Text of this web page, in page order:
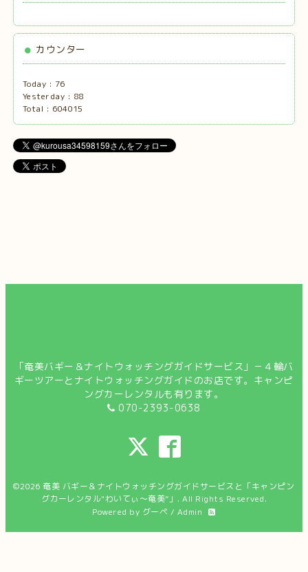
カウンター
Today : 76
Yesterday : 88
Total : 604015
「奄美バギー＆ナイトウォッチングガイドサービス」－４輪バ
ギーツアーとナイトウォッチングガイドのお店です。キャンピ
ングカーレンタルも有ります。
070-2393-0638
©2026 奄美 バギー＆ナイトウォッチングガイドサービスと「キャンピン
グカーレンタル"わいてぃ～奄美”」 . All Rights Reserved.
Powered by グーペ / Admin